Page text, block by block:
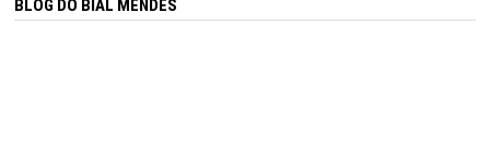
BLOG DO BIAL MENDES